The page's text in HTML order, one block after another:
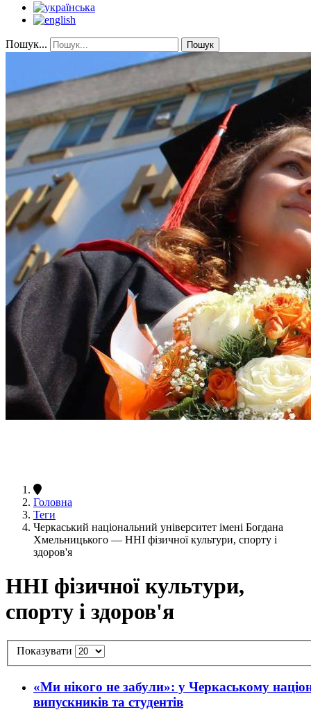
Пошук... Пошук
Головна
Теги
Черкаський національний університет імені Богдана
Хмельницького — ННІ фізичної культури, спорту і
здоров'я
ННІ фізичної культури,
спорту і здоров'я
Показувати
«Ми нікого не забули»: у Черкаському
випускників та студентів